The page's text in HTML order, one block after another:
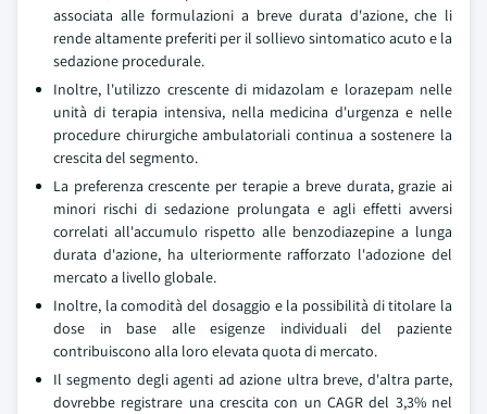
associata alle formulazioni a breve durata d'azione, che li
rende altamente preferiti per il sollievo sintomatico acuto e la
sedazione procedurale.
Inoltre, l'utilizzo crescente di midazolam e lorazepam nelle
unità di terapia intensiva, nella medicina d'urgenza e nelle
procedure chirurgiche ambulatoriali continua a sostenere la
crescita del segmento.
La preferenza crescente per terapie a breve durata, grazie ai
minori rischi di sedazione prolungata e agli effetti avversi
correlati all'accumulo rispetto alle benzodiazepine a lunga
durata d'azione, ha ulteriormente rafforzato l'adozione del
mercato a livello globale.
Inoltre, la comodità del dosaggio e la possibilità di titolare la
dose in base alle esigenze individuali del paziente
contribuiscono alla loro elevata quota di mercato.
Il segmento degli agenti ad azione ultra breve, d'altra parte,
dovrebbe registrare una crescita con un CAGR del 3,3% nel